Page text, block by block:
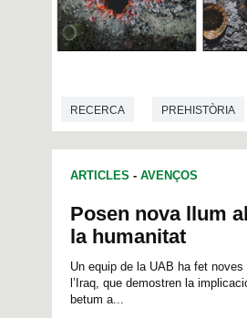
RECERCA PREHISTÒRIA
ARTICLES - AVENÇOS
Posen nova llum
la humanitat
Un equip de la UAB ha fet
l’Iraq, que demostren la
betum a...